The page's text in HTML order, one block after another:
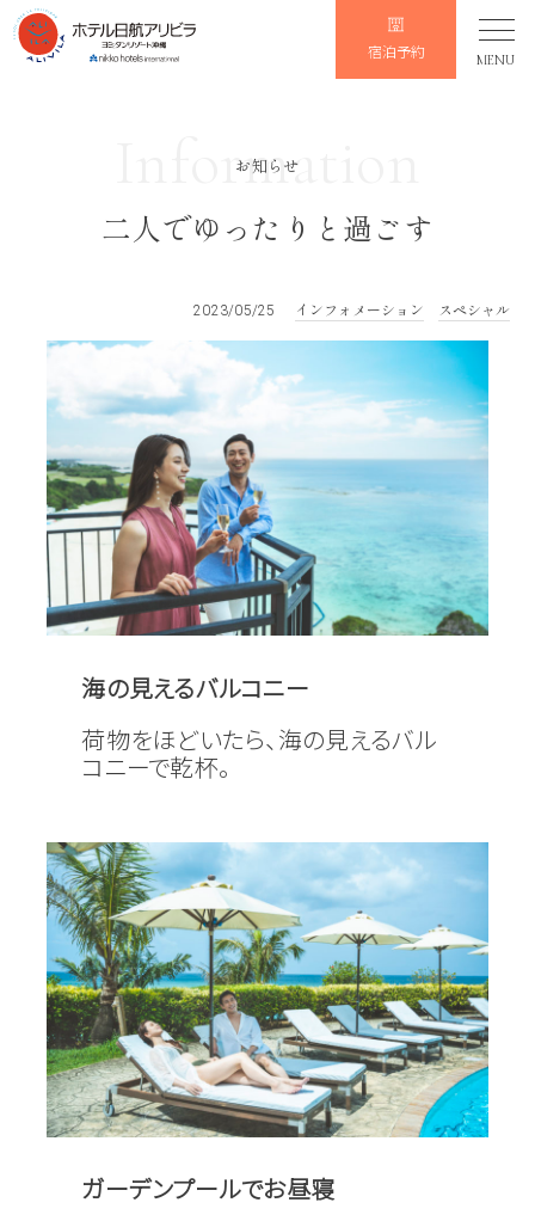
宿泊予約 MENU
Information
お知らせ
二人でゆったりと過ごす
2023/05/25 インフォメーション スペシャル
海の見えるバルコニー
荷物をほどいたら、海の見えるバル
コニーで乾杯。
ガーデンプールでお昼寝